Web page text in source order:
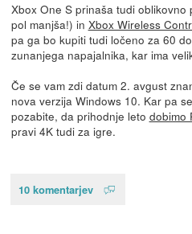
Xbox One S prinaša tudi
pol manjša!) in Xbox Wireless
pa ga bo kupiti tudi ločeno za 60
zunanjega napajalnika, kar ima
Če se vam zdi datum 2. avgust
nova verzija Windows 10. Kar pa
pozabite, da prihodnje leto dobimo
pravi 4K tudi za igre.
10 komentarjev